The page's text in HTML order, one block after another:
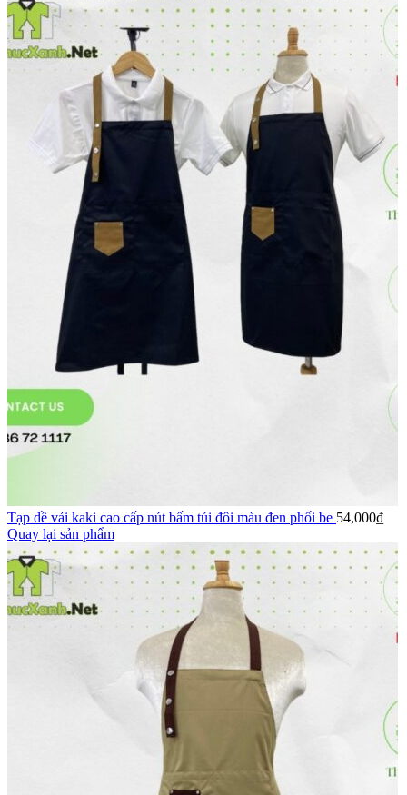
Tạp dề vải kaki cao cấp nút bấm túi đôi màu đen phối be 54,000₫
Quay lại sản phẩm